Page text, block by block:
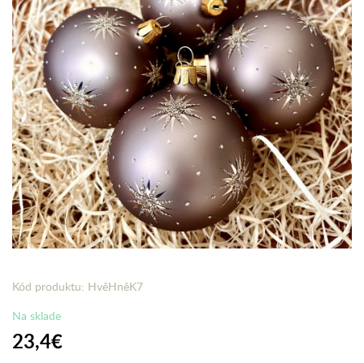
Kód produktu: HvěHněK7
Na sklade
23,4€